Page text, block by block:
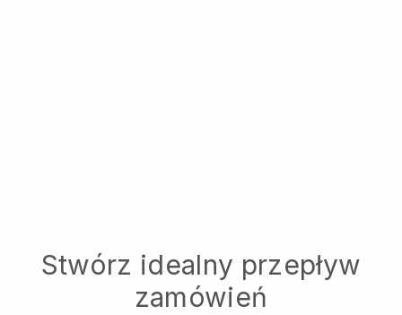
Stwórz idealny przepływ
zamówień